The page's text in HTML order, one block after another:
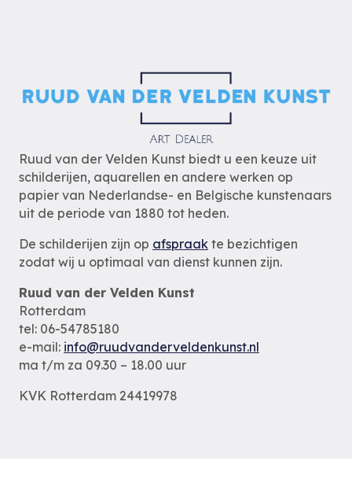
Ruud van der Velden Kunst biedt u een keuze uit
schilderijen, aquarellen en andere werken op
papier van Nederlandse- en Belgische kunstenaars
uit de periode van 1880 tot heden.
De schilderijen zijn op afspraak te bezichtigen
zodat wij u optimaal van dienst kunnen zijn.
Ruud van der Velden Kunst
Rotterdam
tel: 06-54785180
e-mail: info@ruudvanderveldenkunst.nl
ma t/m za 09.30 – 18.00 uur
KVK Rotterdam 24419978